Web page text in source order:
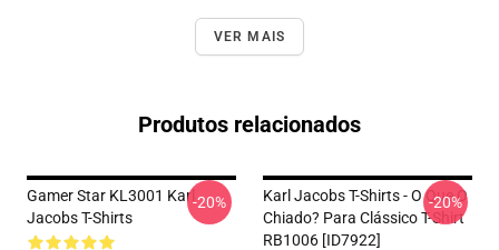
VER MAIS
Produtos relacionados
Gamer Star KL3001 Karl
Jacobs T-Shirts
-20%
Karl Jacobs T-Shirts - O Que O
Chiado? Para Clássico T-Shirt
RB1006 [ID7922]
-20%